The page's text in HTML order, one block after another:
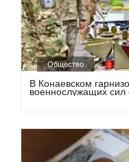
Общество
В Конаевском
военнослужащих сил